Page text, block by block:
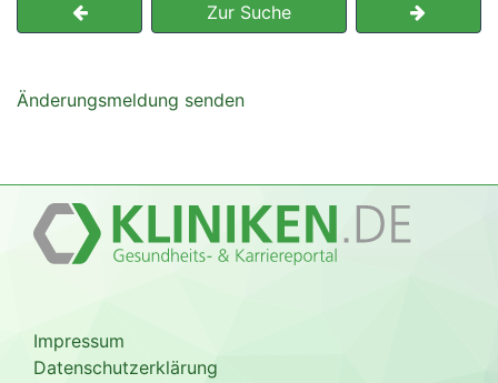
Zur Suche
Änderungsmeldung senden
Impressum
Datenschutzerklärung